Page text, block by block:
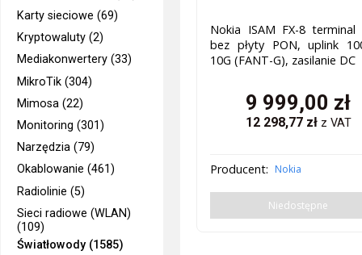
Karty sieciowe (69)
Kryptowaluty (2)
Mediakonwertery (33)
MikroTik (304)
Mimosa (22)
Monitoring (301)
Narzędzia (79)
Okablowanie (461)
Radiolinie (5)
Sieci radiowe (WLAN)
(109)
Światłowody (1585)
Nokia ISAM FX-8 terminal
bez płyty PON, uplink
10G (FANT-G), zasilanie DC
9 999,00 zł
12 298,77zł z VAT
Producent: Nokia
Niedostępne